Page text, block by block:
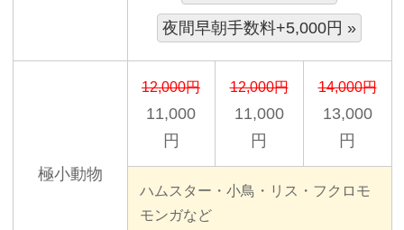
夜間早朝手数料+5,000円 »
極小動物
12,000円
11,000
円
12,000円
11,000
円
14,000円
13,000
円
ハムスター・小鳥・リス・フクロモ
モンガなど